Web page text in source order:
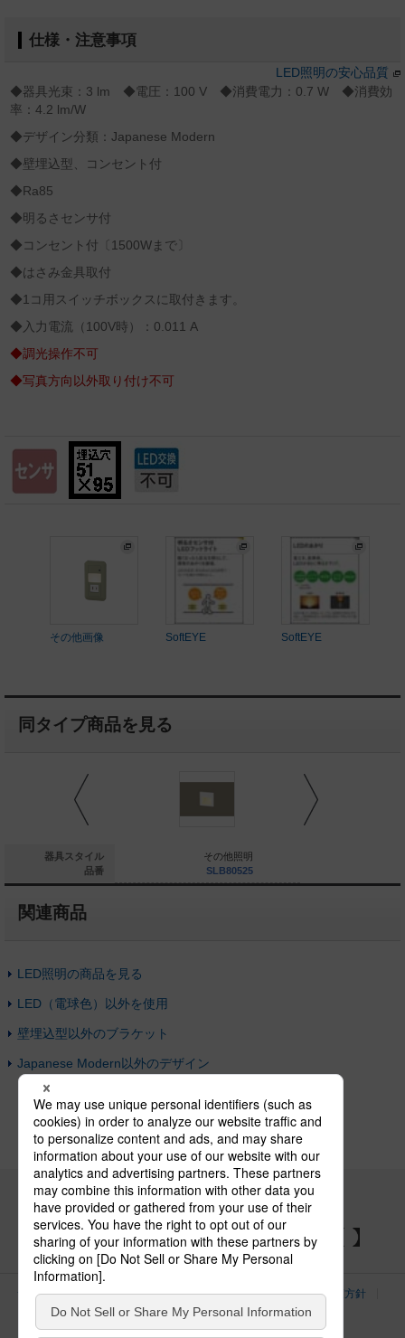
仕様・注意事項
LED照明の安心品質
◆器具光束：3 lm ◆電圧：100 V ◆消費電力：0.7 W ◆消費効
率：4.2 lm/W
◆デザイン分類：Japanese Modern
◆壁埋込型、コンセント付
◆Ra85
◆明るさセンサ付
◆コンセント付〔1500Wまで〕
◆はさみ金具取付
◆1コ用スイッチボックスに取付きます。
◆入力電流（100V時）：0.011 A
◆調光操作不可
◆写真方向以外取り付け不可
その他画像 SoftEYE SoftEYE
同タイプ商品を見る
器具スタイル
品番
その他照明
その他照明
SLB80525
関連商品
LED照明の商品を見る
LED（電球色）以外を使用
壁埋込型以外のブラケット
Japanese Modern以外のデザイン
パナソニックの電気設備 SNSアカウント
サイトのご利用にあたって クッキーポリシー
個人情報保護方針
パナソニック ホールディングス